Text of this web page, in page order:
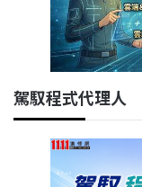
駕馭程式代理人